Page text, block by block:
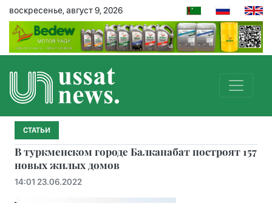
воскресенье, август 9, 2026
СТАТЬИ
В туркменском городе Балканабат построят 157
новых жилых домов
14:01 23.06.2022